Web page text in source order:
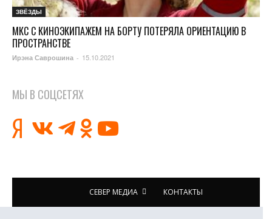
ЗВЁЗДЫ
МКС С КИНОЭКИПАЖЕМ НА БОРТУ ПОТЕРЯЛА ОРИЕНТАЦИЮ В
ПРОСТРАНСТВЕ
Ирэна Саврошина - 15.10.2021
МЫ В СОЦСЕТЯХ
СЕВЕР МЕДИА КОНТАКТЫ